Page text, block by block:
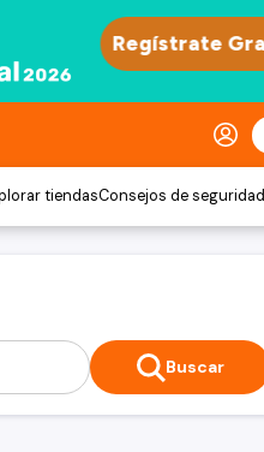
tiendasConsejos de seguridad
Buscar